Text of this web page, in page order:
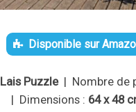
Disponible sur
Lais Puzzle| Nombre de
| Dimensions : 64 x 48